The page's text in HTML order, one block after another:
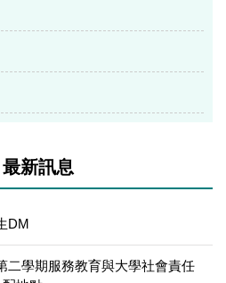
最新訊息
DM
二學期服務教育與大學社會責任